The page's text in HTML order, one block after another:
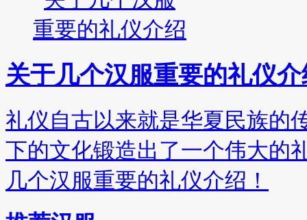
关于几个汉服重要的礼仪
礼仪自古以来就是华夏民族的
下的文化锻造出了一个伟大的
几个汉服重要的礼仪介绍！